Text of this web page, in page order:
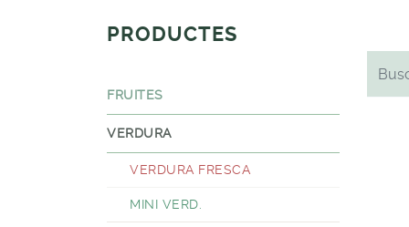
PRODUCTES
FRUITES
VERDURA
VERDURA FRESCA
MINI VERD.